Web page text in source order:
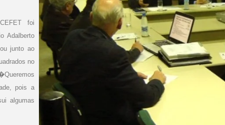
foi
Adalberto
junto ao
no
pois a
algumas